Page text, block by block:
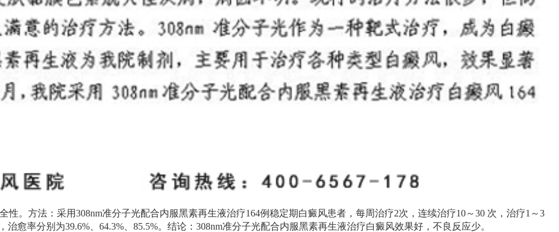
性。方法：采用308nm准分子光配合内服黑素再生液治疗164例稳定期白癜风患者，每周治疗2次，连续治疗10～30 次，治疗1～3
愈率分别为39.6%、64.3%、85.5%。结论：308nm准分子光配合内服黑素再生液治疗白癜风效果好，不良反应少。